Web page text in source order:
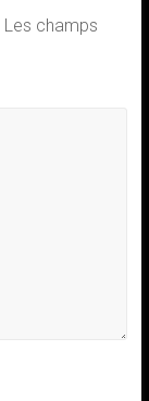
Les champs